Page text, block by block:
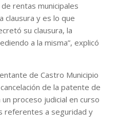
rentas municipales
clausura y es lo que
su clausura, la
a la misma”, explicó
de Castro Municipio
de la patente de
proceso judicial en curso
referentes a seguridad y